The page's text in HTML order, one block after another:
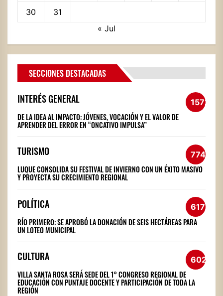
30
31
« Jul
SECCIONES DESTACADAS
INTERÉS GENERAL 1572
DE LA IDEA AL IMPACTO: JÓVENES, VOCACIÓN Y EL VALOR DE
APRENDER DEL ERROR EN “ONCATIVO IMPULSA”
TURISMO 774
LUQUE CONSOLIDA SU FESTIVAL DE INVIERNO CON UN ÉXITO MASIVO
Y PROYECTA SU CRECIMIENTO REGIONAL
POLÍTICA 617
RÍO PRIMERO: SE APROBÓ LA DONACIÓN DE SEIS HECTÁREAS PARA
UN LOTEO MUNICIPAL
CULTURA 602
VILLA SANTA ROSA SERÁ SEDE DEL 1° CONGRESO REGIONAL DE
EDUCACIÓN CON PUNTAJE DOCENTE Y PARTICIPACIÓN DE TODA LA
REGIÓN